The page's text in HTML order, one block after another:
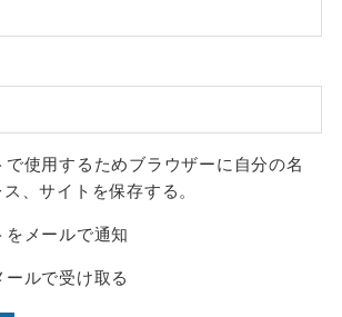
で使用するためブラウザーに自分の名
、サイトを保存する。
メールで通知
ルで受け取る